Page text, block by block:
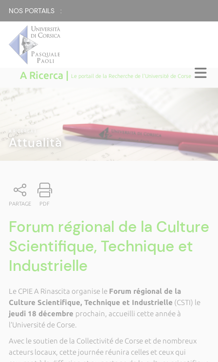
NOS PORTAILS :
A Ricerca | Le portail de la Recherche de l'Université de Corse
A RICERCA
Attualità
PARTAGE PDF
Forum régional de la Culture
Scientifique, Technique et
Industrielle
Le CPIE A Rinascita organise le Forum régional de la
Culture Scientifique, Technique et Industrielle (CSTI) le
jeudi 18 décembre prochain, accueilli cette année à
l’Université de Corse.
Avec le soutien de la Collectivité de Corse et de nombreux
acteurs locaux, cette journée réunira celles et ceux qui